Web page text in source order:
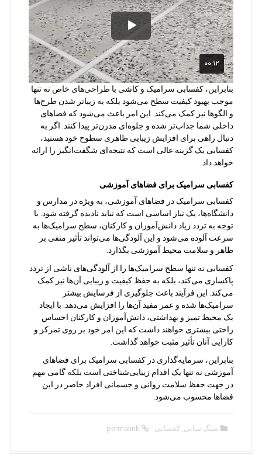
بنابراین، کفسابی سرامیک و کاشی با طراحی‌های خاص نه تنها
موجب بهبود کیفیت سطح می‌شود بلکه به زیباتر شدن طرح‌ها
و الگوها نیز کمک می‌کند. این امر باعث می‌شود که فضاهای
داخلی شما جذاب‌تر شده و جلوه‌ای مدرن‌تر پیدا کنند. اگر به
دنبال راهی برای افزایش زیبایی ظاهری سطوح خود هستید،
کفسابی یک گزینه عالی است که نتیجه‌ای شگفت‌انگیز را ارائه
خواهد داد.
کفسابی سرامیک برای فضاهای آموزشی
کفسابی سرامیک در فضاهای آموزشی، به ویژه در مدارس و
دانشگاه‌ها، یک نیاز اساسی است که نباید نادیده گرفته شود. با
توجه به تردد زیاد دانش‌آموزان و کارکنان، سطح سرامیک‌ها به
سرعت آلوده می‌شود و این آلودگی‌ها می‌تواند تأثیر منفی بر
ظاهر و سلامت محیط آموزشی بگذارد.
کفسابی نه تنها سطح سرامیک‌ها را از آلودگی‌های ناشی از تردد
پاکسازی می‌کند، بلکه به حفظ کیفیت و زیبایی آن‌ها نیز کمک
می‌کند. این فرآیند باعث جلوگیری از فرسایش بیشتر
سرامیک‌ها شده و عمر مفید آن‌ها را افزایش می‌دهد. با ایجاد
یک محیط تمیز و بهداشتی، دانش‌آموزان و کارکنان احساس
راحتی بیشتری خواهند داشت که این امر خود بر روی تمرکز و
کارایی آنان تأثیر مثبت خواهد گذاشت.
بنابراین، سرمایه‌گذاری در کفسابی سرامیک برای فضاهای
آموزشی نه تنها یک اقدام زیبایی‌شناختی است بلکه گامی مهم
در جهت حفظ سلامت روانی و جسمانی افراد حاضر در این
فضاها محسوب می‌شود.
سنگ سابی کفسابی